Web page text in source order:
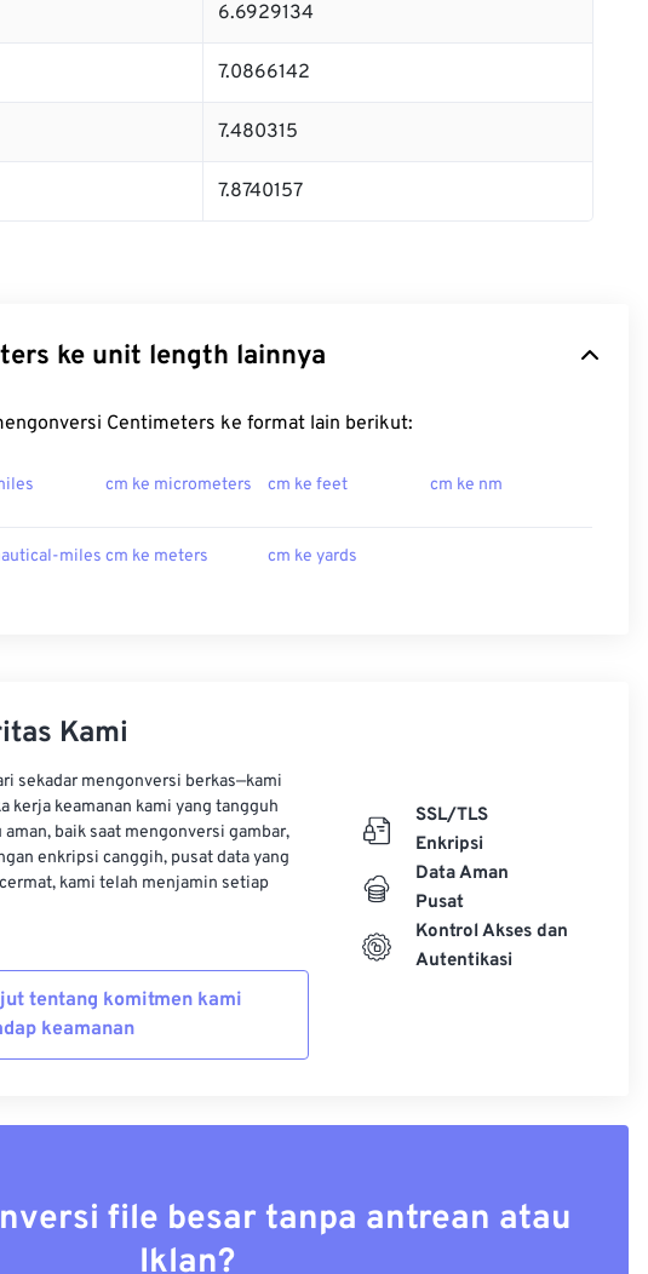
6.6929134
7.0866142
7.480315
7.8740157
ke unit length lainnya
Centimeters ke format lain berikut:
cm ke micrometers cm ke feet cm ke nm
miles cm ke meters cm ke yards
Kami
sekadar mengonversi berkas—kami
kerja keamanan kami yang tangguh
baik saat mengonversi gambar,
enkripsi canggih, pusat data yang
kami telah menjamin setiap
tentang komitmen kami
keamanan
SSL/TLS
Enkripsi
Data Aman
Pusat
Kontrol Akses dan
Autentikasi
file besar tanpa antrean atau
Iklan?